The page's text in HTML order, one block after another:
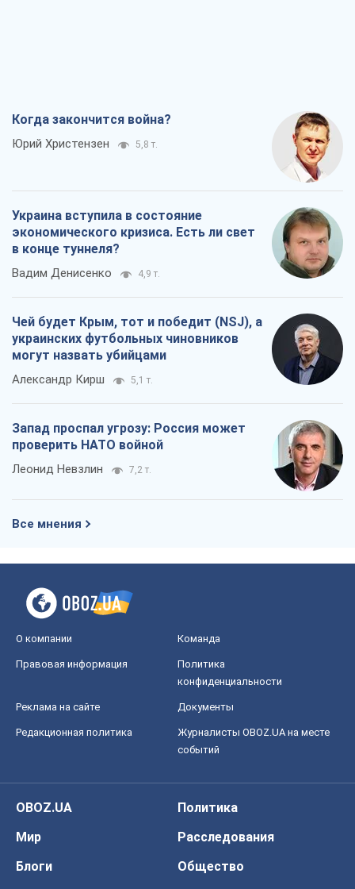
Когда закончится война?
Юрий Христензен 5,8 т.
Украина вступила в состояние
экономического кризиса. Есть ли свет
в конце туннеля?
Вадим Денисенко 4,9 т.
Чей будет Крым, тот и победит (NSJ), а
украинских футбольных чиновников
могут назвать убийцами
Александр Кирш 5,1 т.
Запад проспал угрозу: Россия может
проверить НАТО войной
Леонид Невзлин 7,2 т.
Все мнения
О компании Команда
Правовая информация
Политика
конфиденциальности
Реклама на сайте Документы
Редакционная политика
Журналисты OBOZ.UA на месте
событий
OBOZ.UA
Политика
Мир
Расследования
Блоги
Общество